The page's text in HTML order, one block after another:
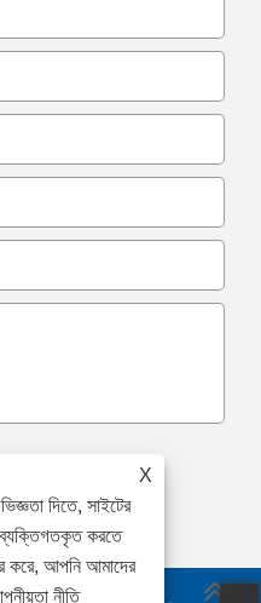
X
দিতে, সাইটের
ব্যক্তিগতকৃত করতে
করে, আপনি আমাদের
নীতি